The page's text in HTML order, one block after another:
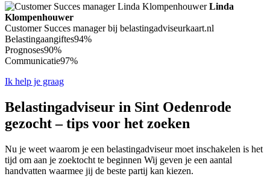
Linda
Klompenhouwer
Customer Succes manager bij belastingadviseurkaart.nl
Belastingaangiftes94%
Prognoses90%
Communicatie97%
Ik help je graag
Belastingadviseur in Sint Oedenrode
gezocht – tips voor het zoeken
Nu je weet waarom je een belastingadviseur moet inschakelen is het
tijd om aan je zoektocht te beginnen Wij geven je een aantal
handvatten waarmee jij de beste partij kan kiezen.